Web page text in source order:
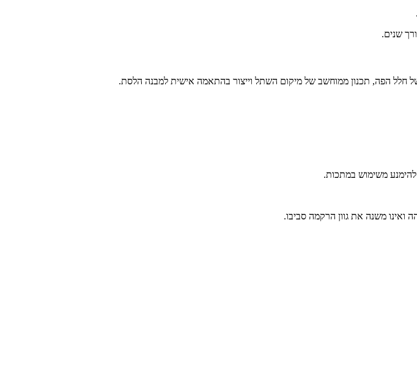
שנים.
של חלל הפה, תכנון ממוחשב של מיקום השתל וייצור בהתאמה אישית למבנה הלסת.
משימוש במתכות.
ואינו משנה את גוון הרקמה סביבו.